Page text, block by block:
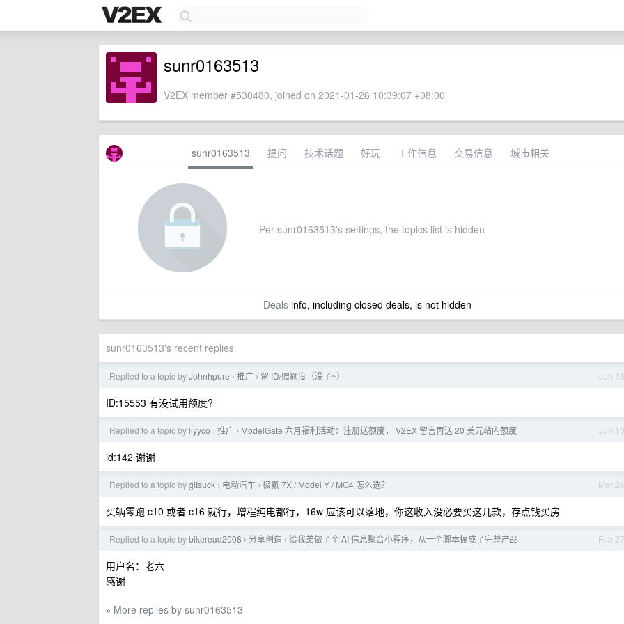
sunr0163513
V2EX member #530480, joined on 2021-01-26 10:39:07 +08:00
sunr0163513 提问 技术话题 好玩 工作信息 交易信息 城市相关
Per sunr0163513's settings, the topics list is hidden
Dealsinfo, including closed deals, is not hidden
sunr0163513's recent replies
Jun 18
Replied to a topic byJohnhpure › 推广 › 留 ID/赠额度（没了~）
ID:15553 有没试用额度?
Jun 10
Replied to a topic by liyyco › 推广 › ModelGate 六月福利活动：注册送额度， V2EX 留言再送 20 美元站内额度
id:142 谢谢
Mar 24
Replied to a topic bygitsuck › 电动汽车 › 极氪 7X / Model Y / MG4 怎么选？
买辆零跑 c10 或者 c16 就行，增程纯电都行，16w 应该可以落地，你这收入没必要买这几款，存点钱买房
Feb 27
Replied to a topic bybikeread2008 › 分享创造 › 给我弟做了个 AI 信息聚合小程序，从一个脚本搞成了完整产品
用户名：老六
感谢
» More replies by sunr0163513